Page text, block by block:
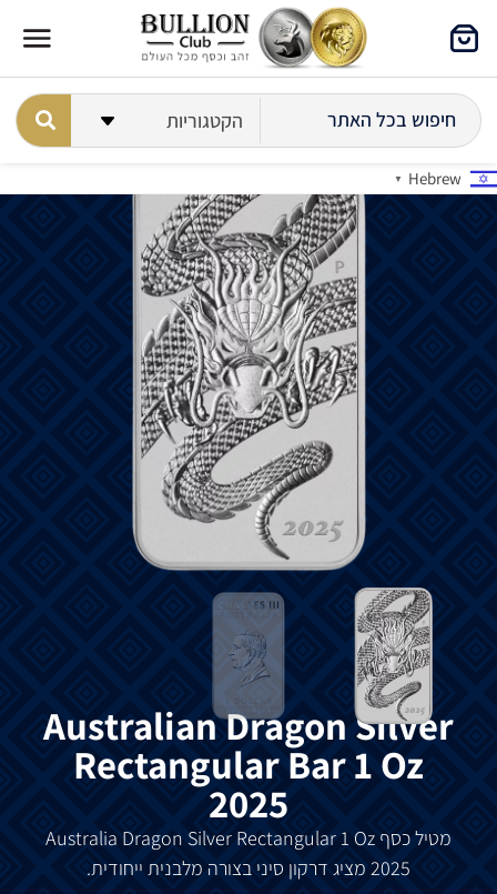
Hebrew
▼
Australian Dragon Silver
Rectangular Bar 1 Oz
2025
מטילכסף Australia Dragon Silver Rectangular 1 Oz
2025 מציג דרקון סיני בצורה מלבנית ייחודית.